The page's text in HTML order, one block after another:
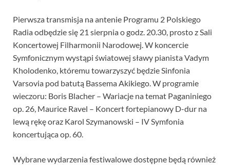
Pierwsza transmisja na antenie Programu 2 Polskiego
Radia odbędzie się 21 sierpnia o godz. 20.30, prosto z Sali
Koncertowej Filharmonii Narodowej. W koncercie
Symfonicznym wystąpi światowej sławy pianista Vadym
Kholodenko, któremu towarzyszyć będzie Sinfonia
Varsovia pod batutą Bassema Akikiego. W programie
wieczoru: Boris Blacher – Wariacje na temat Paganiniego
op. 26, Maurice Ravel – Koncert fortepianowy D-dur na
lewą rękę oraz Karol Szymanowski – IV Symfonia
koncertująca op. 60.
Wybrane wydarzenia festiwalowe dostępne będą również